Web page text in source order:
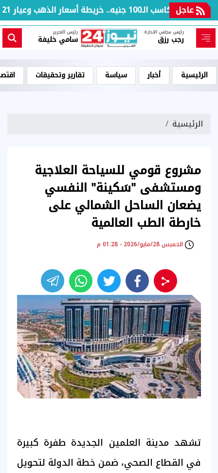
عاجل
بعد مكاسب الـ100 جنيه.. خريطة أسعار الذهب وعيار 21 بالعطلة الأسبوعية
رئيس مجلس الادارة
رجب رزق
رئيس التحرير
سامي خليفة
الرئيسية أخبار سياسة تقارير وتحقيقات
الرئيسية
مشروع قومي للسياحة العلاجية
ومستشفى "سَكينة" النفسي
يضعان الساحل الشمالي على
خارطة الطب العالمية
الخميس 28/مايو/2026 - 01:28 م
تشهد مدينة العلمين الجديدة طفرة كبيرة
في القطاع الصحي، ضمن خطة الدولة لتحويل